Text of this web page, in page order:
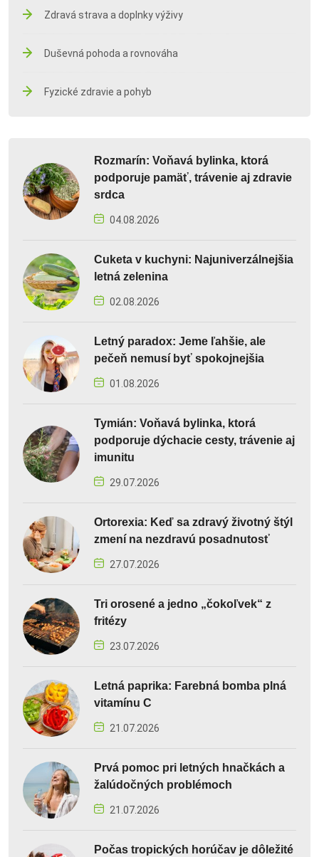
Zdravá strava a doplnky výživy
Duševná pohoda a rovnováha
Fyzické zdravie a pohyb
Rozmarín: Voňavá bylinka, ktorá
podporuje pamäť, trávenie aj zdravie
srdca
04.08.2026
Cuketa v kuchyni: Najuniverzálnejšia
letná zelenina
02.08.2026
Letný paradox: Jeme ľahšie, ale
pečeň nemusí byť spokojnejšia
01.08.2026
Tymián: Voňavá bylinka, ktorá
podporuje dýchacie cesty, trávenie aj
imunitu
29.07.2026
Ortorexia: Keď sa zdravý životný štýl
zmení na nezdravú posadnutosť
27.07.2026
Tri orosené a jedno „čokoľvek“ z
fritézy
23.07.2026
Letná paprika: Farebná bomba plná
vitamínu C
21.07.2026
Prvá pomoc pri letných hnačkách a
žalúdočných problémoch
21.07.2026
Počas tropických horúčav je dôležité